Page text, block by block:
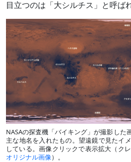
目立つのは「大シルチス」と呼ば
NASAの探査機「バイキング」が撮影した
主な地名を入れたもの。望遠鏡で見たイ
している。画像クリックで表示拡大（クレ
オリジナル画像）。